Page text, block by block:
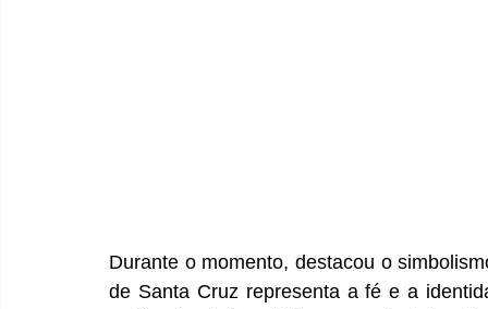
Durante o momento, destacou o
de Santa Cruz representa a fé e a